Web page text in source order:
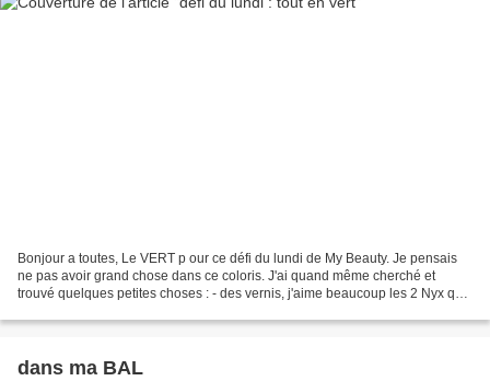
Bonjour a toutes, Le VERT p our ce défi du lundi de My Beauty. Je pensais
ne pas avoir grand chose dans ce coloris. J'ai quand même cherché et
trouvé quelques petites choses : - des vernis, j'aime beaucoup les 2 Nyx qui
dans ma BAL